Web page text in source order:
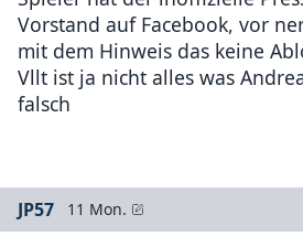
Vorstand auf Facebook, vor
mit dem Hinweis das keine
Vllt ist ja nicht alles was
falsch
JP57 11 Mon.